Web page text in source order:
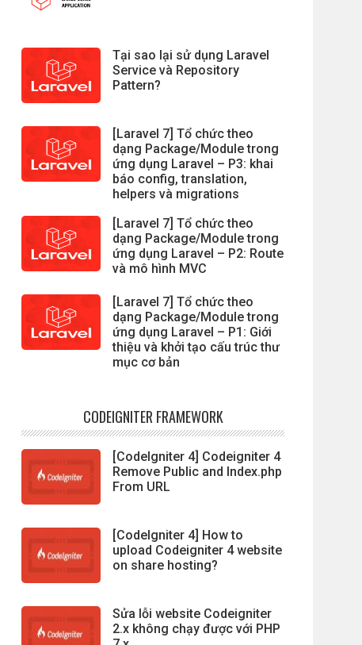
Tại sao lại sử dụng Laravel
Service và Repository
Pattern?
[Laravel 7] Tổ chức theo
dạng Package/Module trong
ứng dụng Laravel – P3: khai
báo config, translation,
helpers và migrations
[Laravel 7] Tổ chức theo
dạng Package/Module trong
ứng dụng Laravel – P2: Route
và mô hình MVC
[Laravel 7] Tổ chức theo
dạng Package/Module trong
ứng dụng Laravel – P1: Giới
thiệu và khởi tạo cấu trúc thư
mục cơ bản
CODEIGNITER FRAMEWORK
[CodeIgniter 4] Codeigniter 4
Remove Public and Index.php
From URL
[CodeIgniter 4] How to
upload Codeigniter 4 website
on share hosting?
Sửa lỗi website Codeigniter
2.x không chạy được với PHP